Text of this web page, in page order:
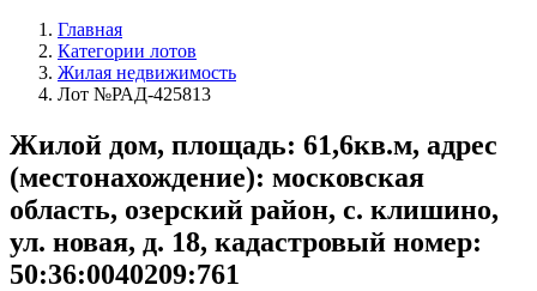
Главная
Категории лотов
Жилая недвижимость
Лот №РАД-425813
Жилой дом, площадь: 61,6кв.м, адрес
(местонахождение): московская
область, озерский район, с. клишино,
ул. новая, д. 18, кадастровый номер:
50:36:0040209:761